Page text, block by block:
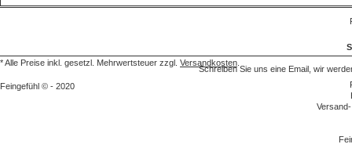
Schreiben Sie uns eine Email, wir
* Alle Preise inkl. gesetzl. Mehrwertsteuer zzgl. Versandkosten
Feingefühl © - 2020